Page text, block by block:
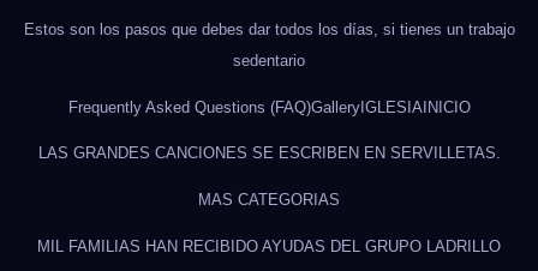
Estos son los pasos que debes dar todos los días, si tienes un trabajo
sedentario
Frequently Asked Questions (FAQ)GalleryIGLESIAINICIO
LAS GRANDES CANCIONES SE ESCRIBEN EN SERVILLETAS.
MAS CATEGORIAS
MIL FAMILIAS HAN RECIBIDO AYUDAS DEL GRUPO LADRILLO